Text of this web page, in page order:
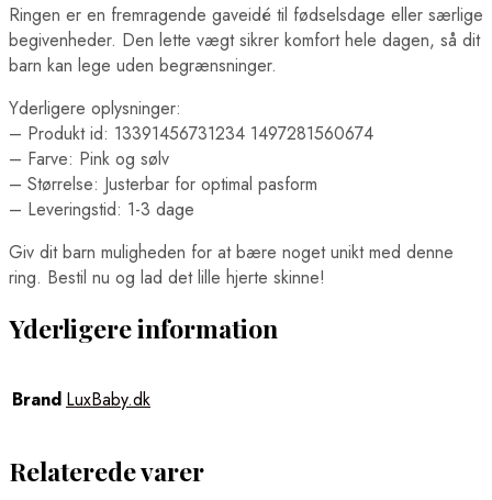
Ringen er en fremragende gaveidé til fødselsdage eller særlige
begivenheder. Den lette vægt sikrer komfort hele dagen, så dit
barn kan lege uden begrænsninger.
Yderligere oplysninger:
– Produkt id: 13391456731234 1497281560674
– Farve: Pink og sølv
– Størrelse: Justerbar for optimal pasform
– Leveringstid: 1-3 dage
Giv dit barn muligheden for at bære noget unikt med denne
ring. Bestil nu og lad det lille hjerte skinne!
Yderligere information
Brand LuxBaby.dk
Relaterede varer